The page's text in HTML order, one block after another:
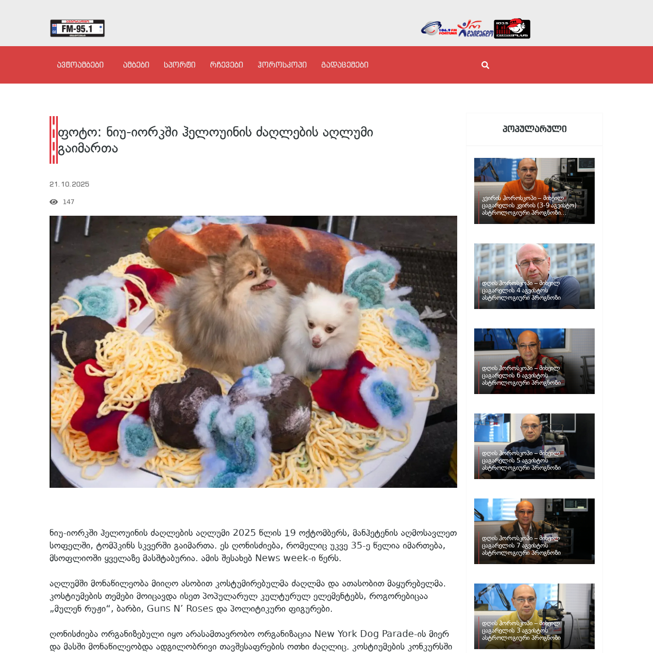
ავტოამბები ამბები სპორტი რჩევები ჰოროსკოპი გადაცემები
ფოტო: ნიუ-იორკში ჰელოუინის ძაღლების აღლუმი
გაიმართა
21.10.2025
147
ნიუ-იორკში ჰელოუინის ძაღლების აღლუმი 2025 წლის 19 ოქტომბერს, მანჰეტენის აღმოსავლეთ
სოფელში, ტომპკინს სკვერში გაიმართა. ეს ღონისძიება, რომელიც უკვე 35-ე წელია იმართება,
მსოფლიოში ყველაზე მასშტაბურია. ამის შესახებ News week-ი წერს.
აღლუმში მონაწილეობა მიიღო ასობით კოსტუმირებულმა ძაღლმა და ათასობით მაყურებელმა.
კოსტიუმების თემები მოიცავდა ისეთ პოპულარულ კულტურულ ელემენტებს, როგორებიცაა
„მულენ რუჟი“, ბარბი, Guns N’ Roses და პოლიტიკური ფიგურები.
ღონისძიება ორგანიზებული იყო არასამთავრობო ორგანიზაცია New York Dog Parade-ის მიერ
და მასში მონაწილეობდა ადგილობრივი თავშესაფრების ოთხი ძაღლიც. კოსტიუმების კონკურსში
პოპულარული
კვირის ჰოროსკოპი – მიხეილ
ცაგარელის კვირის (3-9 აგვისტო)
ასტროლოგიური პროგნოზი
ზოდიაქოს ნიშნებისთვის
დღის ჰოროსკოპი – მიხეილ
ცაგარელის 4 აგვისტოს
ასტროლოგიური პროგნოზი
დღის ჰოროსკოპი – მიხეილ
ცაგარელის 6 აგვისტოს
ასტროლოგიური პროგნოზი
დღის ჰოროსკოპი – მიხეილ
ცაგარელის 5 აგვისტოს
ასტროლოგიური პროგნოზი
დღის ჰოროსკოპი – მიხეილ
ცაგარელის 7 აგვისტოს
ასტროლოგიური პროგნოზი
დღის ჰოროსკოპი – მიხეილ
ცაგარელის 3 აგვისტოს
ასტროლოგიური პროგნოზი